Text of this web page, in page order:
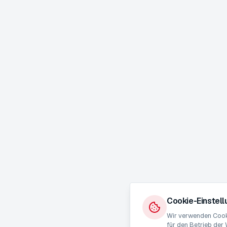
Cookie-
Wir verwenden
für den Betrieb der